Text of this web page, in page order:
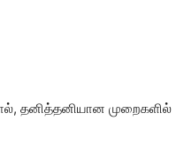
தனித்தனியான முறைகளில்